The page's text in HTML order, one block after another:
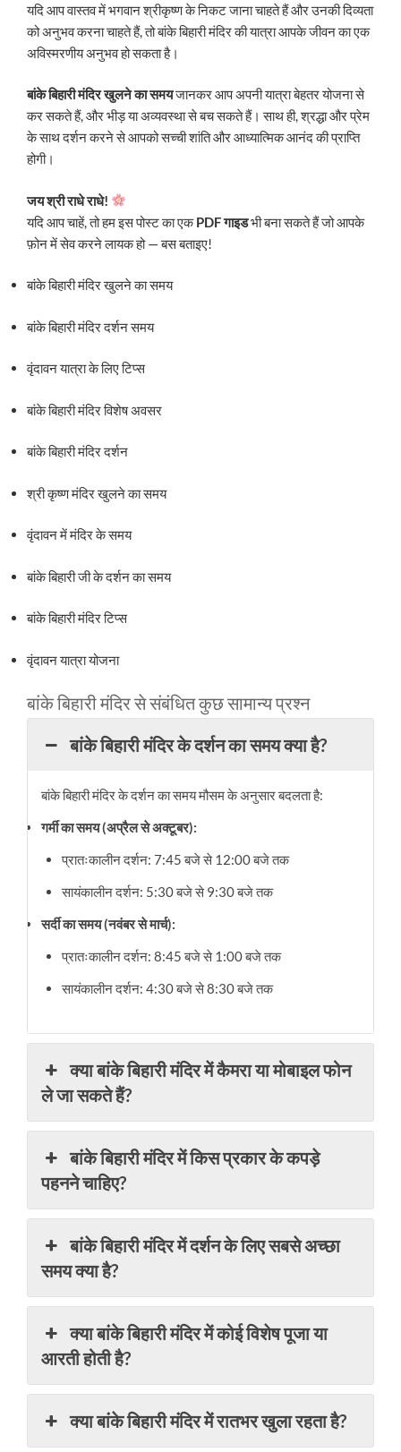
यदि आप वास्तव में भगवान श्रीकृष्ण के निकट जाना चाहते हैं और उनकी दिव्यता
को अनुभव करना चाहते हैं, तो बांके बिहारी मंदिर की यात्रा आपके जीवन का एक
अविस्मरणीय अनुभव हो सकता है।
बांके बिहारी मंदिर खुलने का समयजानकर आप अपनी यात्रा बेहतर योजना से
कर सकते हैं, और भीड़ या अव्यवस्था से बच सकते हैं। साथ ही, श्रद्धा और प्रेम
के साथ दर्शन करने से आपको सच्ची शांति और आध्यात्मिक आनंद की प्राप्ति
होगी।
जय श्री राधे राधे!
यदि आप चाहें, तो हम इस पोस्ट का एकPDF गाइडभी बना सकते हैं जो आपके
फ़ोन में सेव करने लायक हो — बस बताइए!
बांके बिहारी मंदिर खुलने का समय
बांके बिहारी मंदिर दर्शन समय
वृंदावन यात्रा के लिए टिप्स
बांके बिहारी मंदिर विशेष अवसर
बांके बिहारी मंदिर दर्शन
श्री कृष्ण मंदिर खुलने का समय
वृंदावन में मंदिर के समय
बांके बिहारी जी के दर्शन का समय
बांके बिहारी मंदिर टिप्स
वृंदावन यात्रा योजना
बांके बिहारी मंदिर से संबंधित कुछ सामान्य प्रश्न
बांके बिहारी मंदिर के दर्शन का समय क्या है?
बांके बिहारी मंदिर के दर्शन का समय मौसम के अनुसार बदलता है:
गर्मी का समय (अप्रैल से अक्टूबर):
प्रातःकालीन दर्शन: 7:45 बजे से 12:00 बजे तक
सायंकालीन दर्शन: 5:30 बजे से 9:30 बजे तक
सर्दी का समय (नवंबर से मार्च):
प्रातःकालीन दर्शन: 8:45 बजे से 1:00 बजे तक
सायंकालीन दर्शन: 4:30 बजे से 8:30 बजे तक
क्या बांके बिहारी मंदिर में कैमरा या मोबाइल फोन
ले जा सकते हैं?
बांके बिहारी मंदिर में किस प्रकार के कपड़े
पहनने चाहिए?
बांके बिहारी मंदिर में दर्शन के लिए सबसे अच्छा
समय क्या है?
क्या बांके बिहारी मंदिर में कोई विशेष पूजा या
आरती होती है?
क्या बांके बिहारी मंदिर में रातभर खुला रहता है?